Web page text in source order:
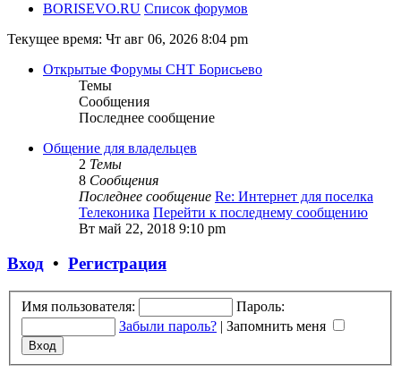
BORISEVO.RU Список форумов
Текущее время: Чт авг 06, 2026 8:04 pm
Открытые Форумы СНТ Борисьево
Темы
Сообщения
Последнее сообщение
Общение для владельцев
2 Темы
8 Сообщения
Последнее сообщение Re: Интернет для поселка
Телеконика Перейти к последнему сообщению
Вт май 22, 2018 9:10 pm
Вход • Регистрация
Имя пользователя:
Пароль:
Забыли пароль? | Запомнить меня